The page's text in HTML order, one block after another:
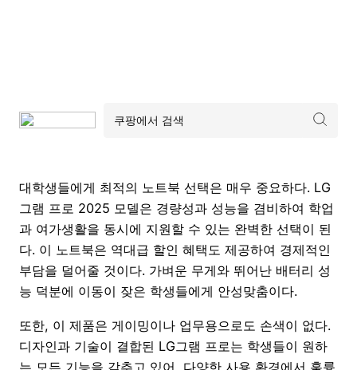
대학생들에게 최적의 노트북 선택은 매우 중요하다. LG
그램 프로 2025 모델은 경량성과 성능을 겸비하여 학업
과 여가생활을 동시에 지원할 수 있는 완벽한 선택이 된
다. 이 노트북은 역대급 할인 혜택도 제공하여 경제적인
부담을 덜어줄 것이다. 가벼운 무게와 뛰어난 배터리 성
능 덕분에 이동이 잦은 학생들에게 안성맞춤이다.
또한, 이 제품은 게이밍이나 업무용으로도 손색이 없다.
디자인과 기술이 결합된 LG그램 프로는 학생들이 원하
는 모든 기능을 갖추고 있어, 다양한 사용 환경에서 훌륭